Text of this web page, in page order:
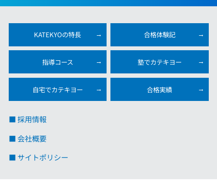
KATEKYOの特長 合格体験記
指導コース 塾でカテキヨー
自宅でカテキヨー 合格実績
■ 採用情報
■ 会社概要
■ サイトポリシー